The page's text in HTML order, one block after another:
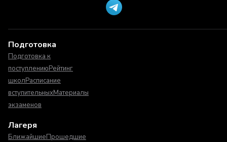
Подготовка
Подготовка к
поступлениюРейтинг
школРасписание
вступительныхМатериалы
экзаменов
Лагеря
БлижайшиеПрошедшие